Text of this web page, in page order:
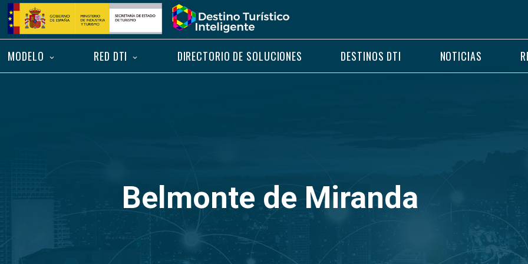
Saltar
contenido
Inicio
MODELO RED DTI DIRECTORIO DE SOLUCIONES DESTINOS DTI NOTICIAS
Belmonte de Miranda